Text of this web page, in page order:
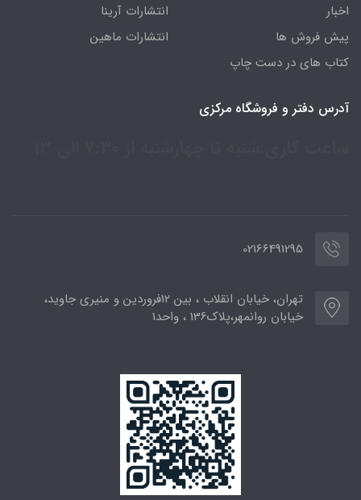
اخبار
پیش فروش ها
کتاب های در دست چاپ
انتشارات آرینا
انتشارات ماهین
آدرس دفتر و فروشگاه مرکزی
02166491295
تهران، خیابان انقلاب ، بین 12فروردین و منیری جاوید،
خیابان روانمهر،پلاک136 ، واحد1